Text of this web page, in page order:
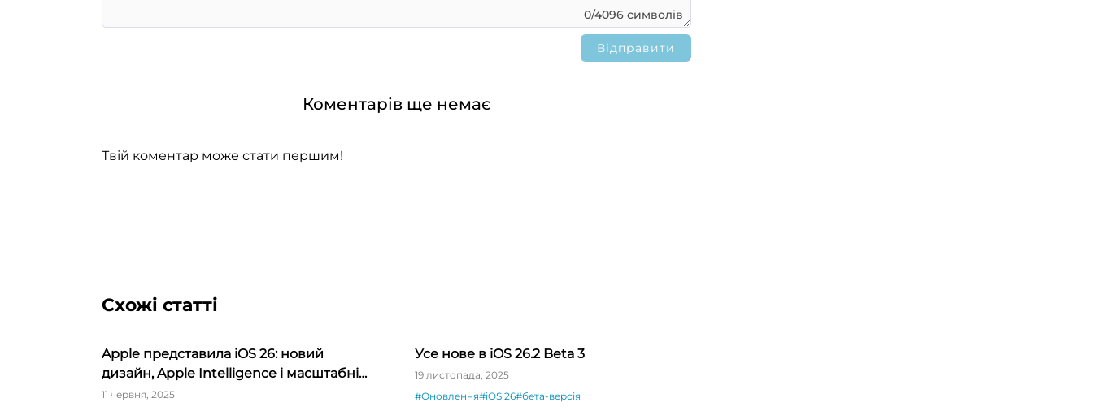
0/4096 символів
Коментарів ще немає
Твій коментар може стати першим!
Схожі статті
Apple представила iOS 26: новий
дизайн, Apple Intelligence і масштабні
оновлення в додатках
11 червня, 2025
Усе нове в iOS 26.2 Beta 3
19 листопада, 2025
#Оновлення#iOS 26#бета-версія